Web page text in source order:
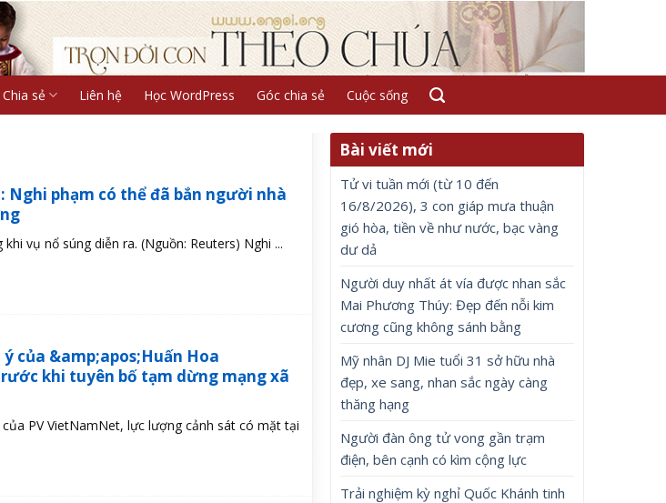
Chia sẻ Liên hệ Học WordPress Góc chia sẻ Cuộc sống
Nghi phạm có thể đã bắn người nhà
vụ nổ súng diễn ra. (Nguồn: Reuters) Nghi ...
của &amp;apos;Huấn Hoa
khi tuyên bố tạm dừng mạng xã
PV VietNamNet, lực lượng cảnh sát có mặt tại
Bài viết mới
Tử vi tuần mới (từ 10 đến
16/8/2026), 3 con giáp mưa thuận
gió hòa, tiền về như nước, bạc vàng
dư dả
Người duy nhất át vía được nhan sắc
Mai Phương Thúy: Đẹp đến nỗi kim
cương cũng không sánh bằng
Mỹ nhân DJ Mie tuổi 31 sở hữu nhà
đẹp, xe sang, nhan sắc ngày càng
thăng hạng
Người đàn ông tử vong gần trạm
điện, bên cạnh có kìm cộng lực
Trải nghiệm kỳ nghỉ Quốc Khánh tinh